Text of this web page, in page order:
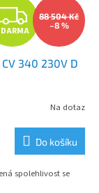
Z
D
A
M
A
88 504 Kč
–8 %
CV 340 230V D
Na dotaz
Do košíku
spolehlivost se